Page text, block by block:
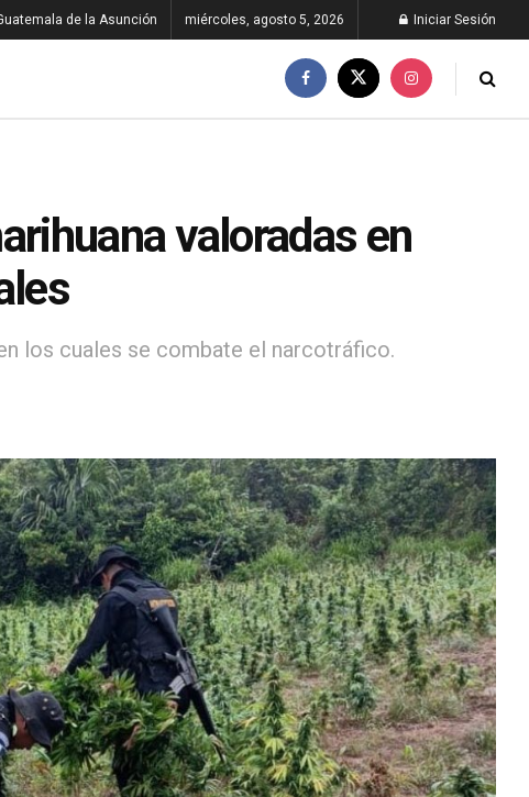
de la Asunción miércoles, agosto 5, 2026 Iniciar Sesión
valoradas en
los cuales se combate el narcotráfico.